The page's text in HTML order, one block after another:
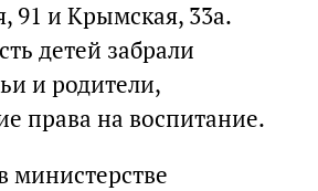
91 и Крымская, 33а.
детей забрали
и родители,
права на воспитание.
министерстве